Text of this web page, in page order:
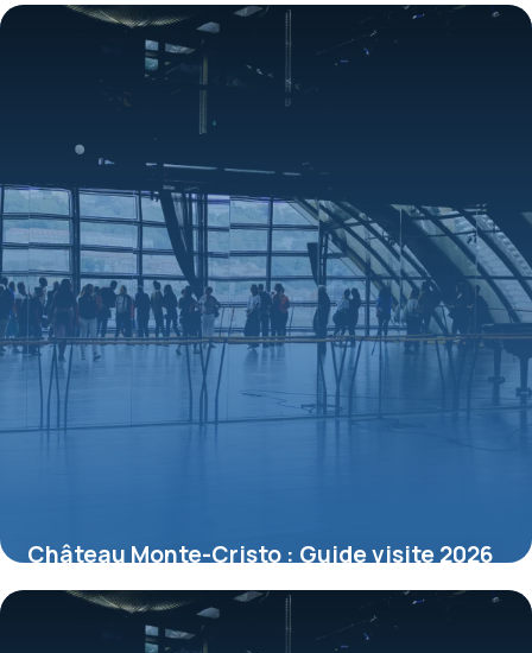
Château Monte-Cristo : Guide visite 2026
12 juillet 2026